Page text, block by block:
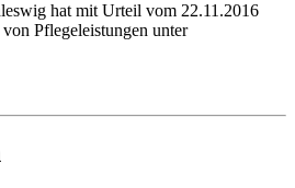
hat mit Urteil vom 22.11.2016
Pflegeleistungen unter